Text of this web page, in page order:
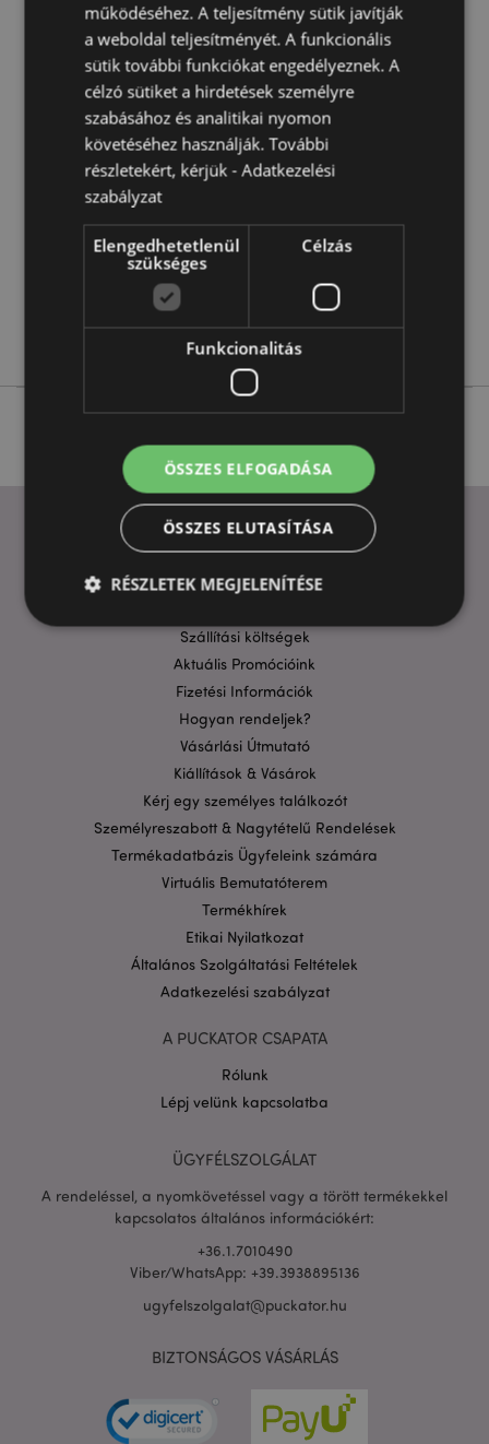
EN71:Igen
Termékjellemzők
TovábbiMagasság 5.5cm Szélesség 15.5cm Vastagság
5055071507502
0.164000
HASZNOS LINKEK
Szállítási költségek
Aktuális Promócióink
Fizetési Információk
Hogyan rendeljek?
Vásárlási Útmutató
Kiállítások & Vásárok
Kérj egy személyes találkozót
Személyreszabott & Nagytételű Rendelések
Termékadatbázis Ügyfeleink számára
Virtuális Bemutatóterem
Termékhírek
Etikai Nyilatkozat
Általános Szolgáltatási Feltételek
Adatkezelési szabályzat
A PUCKATOR CSAPATA
Rólunk
Lépj velünk kapcsolatba
ÜGYFÉLSZOLGÁLAT
A rendeléssel, a nyomkövetéssel vagy a törött termékekkel
kapcsolatos általános információkért:
+36.1.7010490
Viber/WhatsApp: +39.3938895136
ugyfelszolgalat@puckator.hu
BIZTONSÁGOS VÁSÁRLÁS
működéséhez. A teljesítmény sütik javítják
a weboldal teljesítményét. A funkcionális
sütik további funkciókat engedélyeznek. A
célzó sütiket a hirdetések személyre
szabásához és analitikai nyomon
követéséhez használják. További
részletekért, kérjük -Adatkezelési
szabályzat
Elengedhetetlenül
szükséges
Célzás
Funkcionalitás
ÖSSZES ELFOGADÁSA
ÖSSZES ELUTASÍTÁSA
RÉSZLETEK MEGJELENÍTÉSE
Elengedhetetlenül szükséges
Funkcionalitás
A weboldal működéséhez feltétlenül szükséges sütik
például a felhasználói bejelentkezést és a
fiókkezelést. A weboldal nem használható
megfelelően a feltétlenül szükséges sütik nélkül.
Név
Domain
CookieScriptConsent
PHPSESSID
adatvédelmi szabályzatát